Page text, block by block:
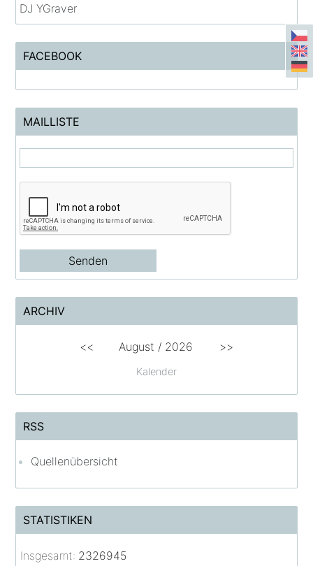
DJ YGraver
FACEBOOK
MAILLISTE
ARCHIV
Kalender
<< August / 2026 >>
RSS
Quellenübersicht
STATISTIKEN
Insgesamt: 2326945